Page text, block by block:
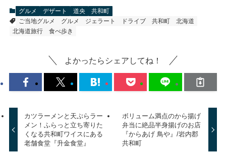
グルメ デザート 道央
共和町
ご当地グルメ
グルメ ジェラート ドライブ 共和町
北海道
北海道旅行
食べ歩き
よかったらシェアしてね！
カツラーメンと天ぷらラー
メン！ふらっと立ち寄りた
くなる共和町ワイスにある
老舗食堂『升金食堂』
ボリューム満点のから揚げ
弁当に絶品半身揚げのお店
『からあげ 鳥や』/岩内郡
共和町